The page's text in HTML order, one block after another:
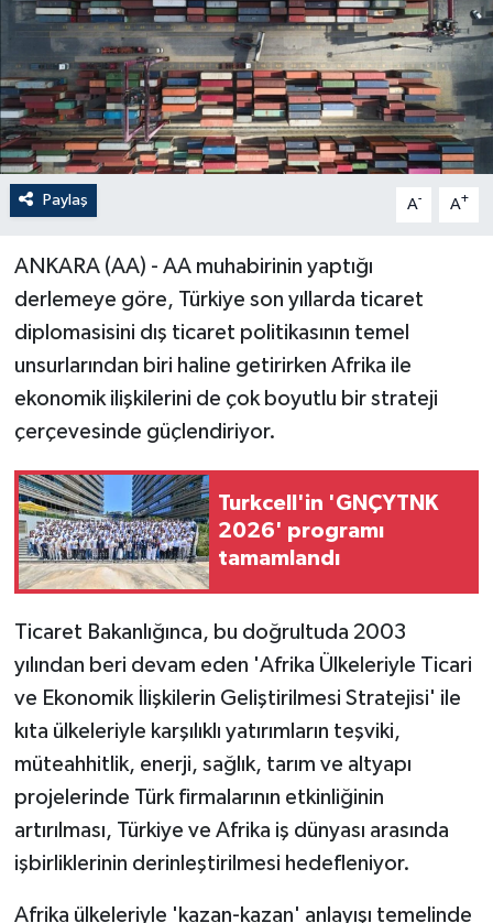
Paylaş A- A+
ANKARA (AA) - AA muhabirinin yaptığı
derlemeye göre, Türkiye son yıllarda ticaret
diplomasisini dış ticaret politikasının temel
unsurlarından biri haline getirirken Afrika ile
ekonomik ilişkilerini de çok boyutlu bir strateji
çerçevesinde güçlendiriyor.
Turkcell'in 'GNÇYTNK
2026' programı
tamamlandı
Ticaret Bakanlığınca, bu doğrultuda 2003
yılından beri devam eden 'Afrika Ülkeleriyle Ticari
ve Ekonomik İlişkilerin Geliştirilmesi Stratejisi' ile
kıta ülkeleriyle karşılıklı yatırımların teşviki,
müteahhitlik, enerji, sağlık, tarım ve altyapı
projelerinde Türk firmalarının etkinliğinin
artırılması, Türkiye ve Afrika iş dünyası arasında
işbirliklerinin derinleştirilmesi hedefleniyor.
Afrika ülkeleriyle 'kazan-kazan' anlayışı temelinde